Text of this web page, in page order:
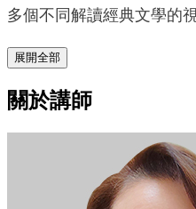
多個不同解讀經典文學的視
展開全部
關於講師